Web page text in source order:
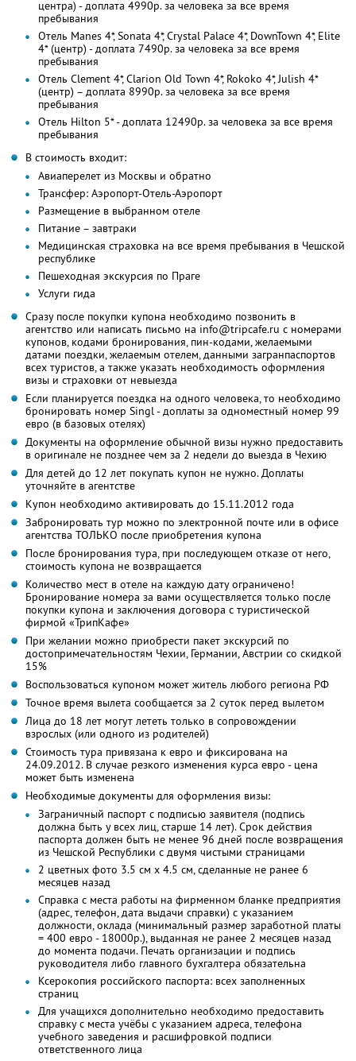
центра) - доплата 4990р. за человека за все время
пребывания
Отель Manes 4*, Sonata 4*, Crystal Palace 4*, DownTown 4*, Elite
4* (центр) - доплата 7490р. за человека за все время
пребывания
Отель Clement 4*, Clarion Old Town 4*, Rokoko 4*, Julish 4*
(центр) – доплата 8990р. за человека за все время
пребывания
Отель Hilton 5* - доплата 12490р. за человека за все время
пребывания
В стоимость входит:
Авиаперелет из Москвы и обратно
Трансфер: Аэропорт-Отель-Аэропорт
Размещение в выбранном отеле
Питание – завтраки
Медицинская страховка на все время пребывания в Чешской
республике
Пешеходная экскурсия по Праге
Услуги гида
Сразу после покупки купона необходимо позвонить в
агентство или написать письмо на info@tripcafe.ru с номерами
купонов, кодами бронирования, пин-кодами, желаемыми
датами поездки, желаемым отелем, данными загранпаспортов
всех туристов, а также указать необходимость оформления
визы и страховки от невыезда
Если планируется поездка на одного человека, то необходимо
бронировать номер Singl - доплаты за одноместный номер 99
евро (в базовых отелях)
Документы на оформление обычной визы нужно предоставить
в оригинале не позднее чем за 2 недели до выезда в Чехию
Для детей до 12 лет покупать купон не нужно. Доплаты
уточняйте в агентстве
Купон необходимо активировать до 15.11.2012 года
Забронировать тур можно по электронной почте или в офисе
агентства ТОЛЬКО после приобретения купона
После бронирования тура, при последующем отказе от него,
стоимость купона не возвращается
Количество мест в отеле на каждую дату ограничено!
Бронирование номера за вами осуществляется только после
покупки купона и заключения договора с туристической
фирмой «ТрипКафе»
При желании можно приобрести пакет экскурсий по
достопримечательностям Чехии, Германии, Австрии со скидкой
15%
Воспользоваться купоном может житель любого региона РФ
Точное время вылета сообщается за 2 суток перед вылетом
Лица до 18 лет могут лететь только в сопровождении
взрослых (или одного из родителей)
Стоимость тура привязана к евро и фиксирована на
24.09.2012. В случае резкого изменения курса евро - цена
может быть изменена
Необходимые документы для оформления визы:
Заграничный паспорт с подписью заявителя (подпись
должна быть у всех лиц, старше 14 лет). Срок действия
паспорта должен быть не менее 96 дней после возвращения
из Чешской Республики с двумя чистыми страницами
2 цветных фото 3.5 см х 4.5 см, сделанные не ранее 6
месяцев назад
Справка с места работы на фирменном бланке предприятия
(адрес, телефон, дата выдачи справки) с указанием
должности, оклада (минимальный размер заработной платы
= 400 евро - 18000р.), выданная не ранее 2 месяцев назад
до момента подачи. Печать организации и подпись
руководителя либо главного бухгалтера обязательна
Ксерокопия российского паспорта: всех заполненных
страниц
Для учащихся дополнительно необходимо предоставить
справку с места учёбы с указанием адреса, телефона
учебного заведения и расшифровкой подписи
ответственного лица